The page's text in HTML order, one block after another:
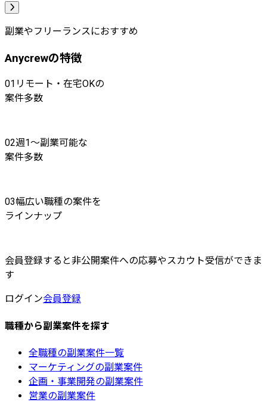
副業やフリーランスにおすすめ
Anycrewの特徴
01 リモート・在宅OKの
案件多数
02週1〜副業可能な
案件多数
03幅広い職種の案件を
ラインナップ
会員登録すると非公開案件への応募やスカウト受信ができま
す
ログイン会員登録
職種から副業案件を探す
全職種の副業案件一覧
マーケティングの副業案件
企画・事業開発の副業案件
営業の副業案件